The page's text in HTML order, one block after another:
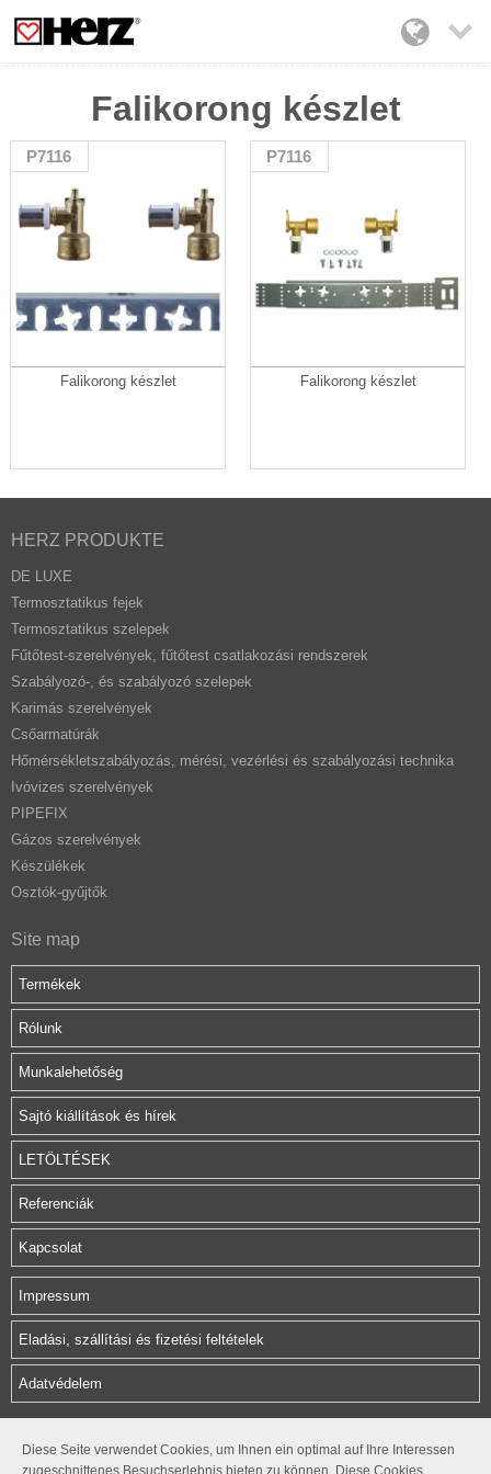
Diese Seite verwendet Cookies, um Ihnen ein optimal auf Ihre Interessen
zugeschnittenes Besuchserlebnis bieten zu können. Diese Cookies

Falikorong készlet
P7116
Falikorong készlet
P7116
Falikorong készlet
HERZ PRODUKTE
DE LUXE
Termosztatikus fejek
Termosztatikus szelepek
Fűtőtest-szerelvények, fűtőtest csatlakozási rendszerek
Szabályozó-, és szabályozó szelepek
Karimás szerelvények
Csőarmatúrák
Hőmérsékletszabályozás, mérési, vezérlési és szabályozási technika
Ivóvizes szerelvények
PIPEFIX
Gázos szerelvények
Készülékek
Osztók-gyűjtők
Site map
Termékek
Rólunk
Munkalehetőség
Sajtó kiállítások és hírek
LETÖLTÉSEK
Referenciák
Kapcsolat
Impressum
Eladási, szállítási és fizetési feltételek
Adatvédelem